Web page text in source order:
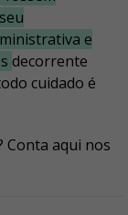
e
decorrente
cuidado é
Conta aqui nos